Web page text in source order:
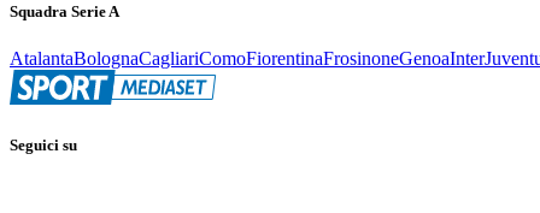
Squadra Serie A
AtalantaBolognaCagliariComoFiorentinaFrosinoneGenoaInter
Seguici su